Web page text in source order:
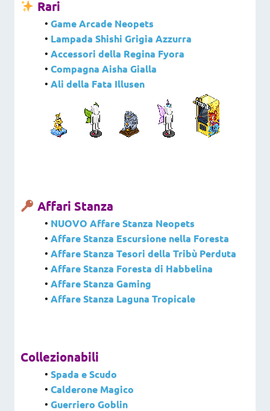
Rari
• Game Arcade Neopets
• Lampada Shishi Grigia Azzurra
• Accessori della Regina Fyora
• Compagna Aisha Gialla
• Ali della Fata Illusen
Affari Stanza
• NUOVO Affare Stanza Neopets
• Affare Stanza Escursione nella Foresta
• Affare Stanza Tesori della Tribù Perduta
• Affare Stanza Foresta di Habbelina
• Affare Stanza Gaming
• Affare Stanza Laguna Tropicale
Collezionabili
• Spada e Scudo
• Calderone Magico
• Guerriero Goblin